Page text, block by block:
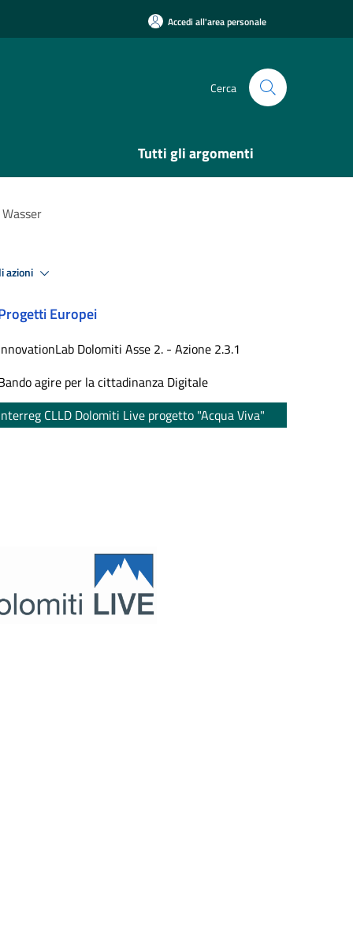
Accedi all'area personale
Cerca
Tutti gli argomenti
azioni
Europei
Dolomiti Asse 2. - Azione 2.3.1
agire per la cittadinanza Digitale
CLLD Dolomiti Live progetto "Acqua Viva"